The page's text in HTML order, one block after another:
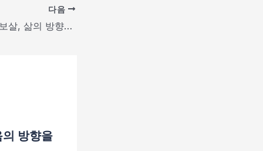
다음
광주학동점집 천궁보살, 삶의 방향을 묻고 싶을 때
방향을